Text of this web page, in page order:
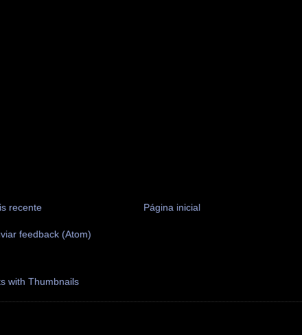
recente Página inicial
feedback (Atom)